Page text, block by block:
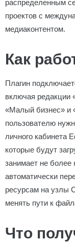
распределенным
проектов с
медиаконтентом.
Как
Плагин
включая редакции
«Малый бизнес» и
пользователю
личного кабинета
которые будут
занимает не более
автоматически
ресурсам на узлы
менять пути к
Что